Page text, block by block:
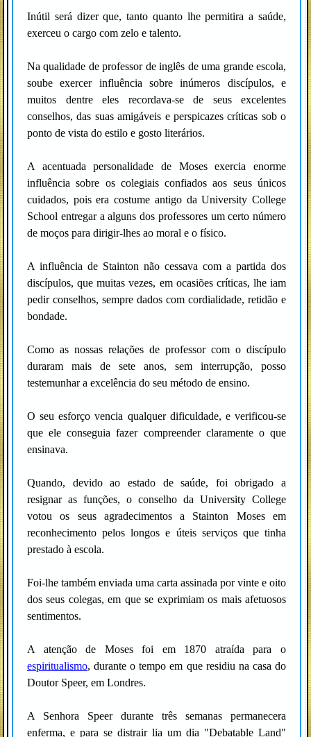
Inútil será dizer que, tanto quanto lhe permitira a saúde,
exerceu o cargo com zelo e talento.
Na qualidade de professor de inglês de uma grande escola,
soube exercer influência sobre inúmeros discípulos, e
muitos dentre eles recordava-se de seus excelentes
conselhos, das suas amigáveis e perspicazes críticas sob o
ponto de vista do estilo e gosto literários.
A acentuada personalidade de Moses exercia enorme
influência sobre os colegiais confiados aos seus únicos
cuidados, pois era costume antigo da University College
School entregar a alguns dos professores um certo número
de moços para dirigir-lhes ao moral e o físico.
A influência de Stainton não cessava com a partida dos
discípulos, que muitas vezes, em ocasiões críticas, lhe iam
pedir conselhos, sempre dados com cordialidade, retidão e
bondade.
Como as nossas relações de professor com o discípulo
duraram mais de sete anos, sem interrupção, posso
testemunhar a excelência do seu método de ensino.
O seu esforço vencia qualquer dificuldade, e verificou-se
que ele conseguia fazer compreender claramente o que
ensinava.
Quando, devido ao estado de saúde, foi obrigado a
resignar as funções, o conselho da University College
votou os seus agradecimentos a Stainton Moses em
reconhecimento pelos longos e úteis serviços que tinha
prestado à escola.
Foi-lhe também enviada uma carta assinada por vinte e oito
dos seus colegas, em que se exprimiam os mais afetuosos
sentimentos.
A atenção de Moses foi em 1870 atraída para o
espiritualismo, durante o tempo em que residiu na casa do
Doutor Speer, em Londres.
A Senhora Speer durante três semanas permanecera
enferma, e para se distrair lia um dia "Debatable Land"